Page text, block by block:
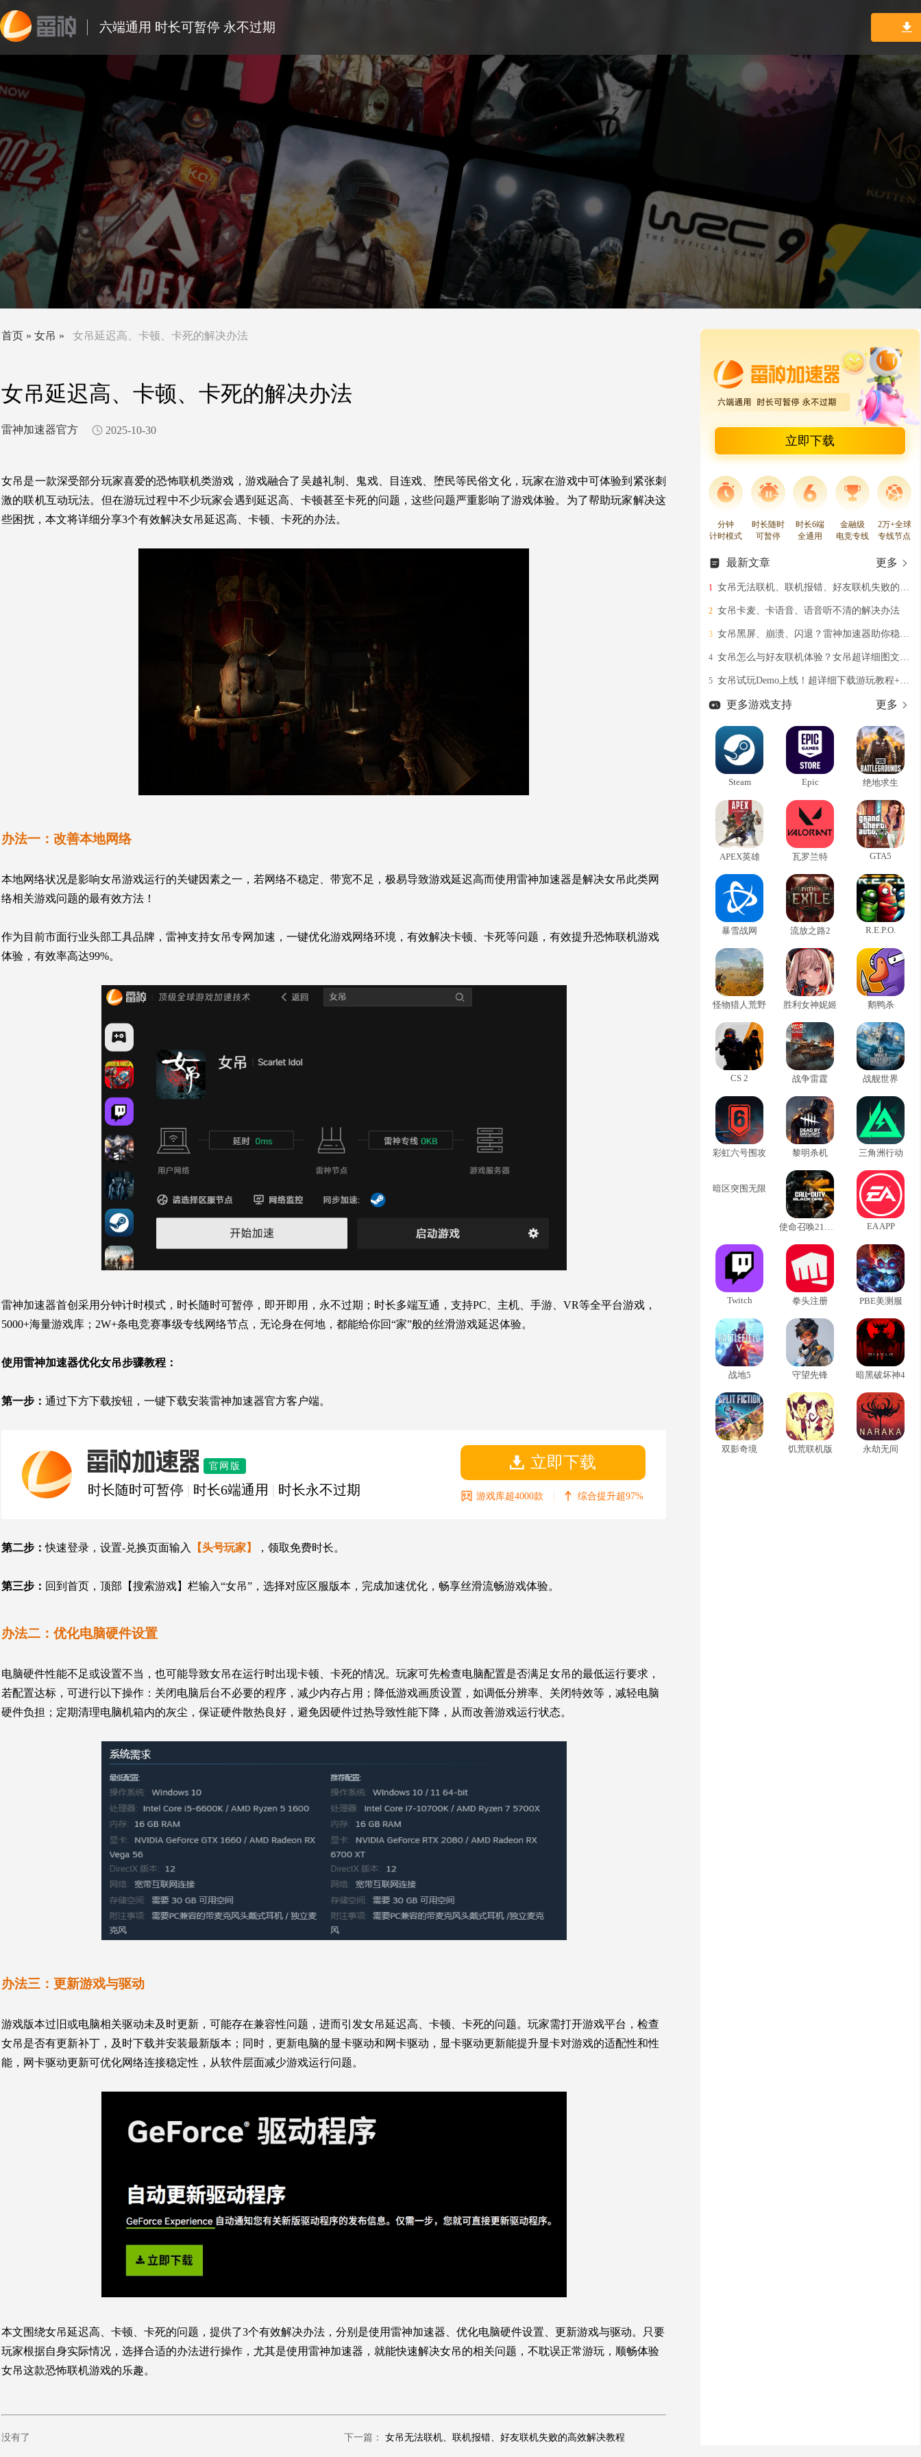
六端通用 时长可暂停 永不过期
首页 » 女吊 » 女吊延迟高、卡顿、卡死的解决办法
女吊延迟高、卡顿、卡死的解决办法
雷神加速器官方 2025-10-30
女吊是一款深受部分玩家喜爱的恐怖联机类游戏，游戏融合了吴越礼制、鬼戏、目连戏、堕民等民俗文化，玩家在游戏中可体验到紧张刺
激的联机互动玩法。但在游玩过程中不少玩家会遇到延迟高、卡顿甚至卡死的问题，这些问题严重影响了游戏体验。为了帮助玩家解决这
些困扰，本文将详细分享3个有效解决女吊延迟高、卡顿、卡死的办法。
办法一： 改善本地网络
本地网络状况是影响女吊游戏运行的关键因素之一，若网络不稳定、带宽不足，极易导致游戏延迟高而使用雷神加速器是解决女吊此类网
络相关游戏问题的最有效方法！
作为目前市面行业头部工具品牌，雷神支持女吊专网加速，一键优化游戏网络环境，有效解决卡顿、卡死等问题，有效提升恐怖联机游戏
体验，有效率高达99%。
雷神加速器首创采用分钟计时模式，时长随时可暂停，即开即用，永不过期；时长多端互通，支持PC、主机、手游、VR等全平台游戏，
5000+海量游戏库；2W+条电竞赛事级专线网络节点，无论身在何地，都能给你回“家”般的丝滑游戏延迟体验。
使用雷神加速器优化女吊步骤教程：
第一步： 通过下方下载按钮，一键下载安装雷神加速器官方客户端。
雷神加速器 官网版
时长随时可暂停 时长6端通用 时长永不过期
立即下载
游戏库超4000款 | 综合提升超97%
第二步：快速登录，设置-兑换页面输入 【头号玩家】 ，领取免费时长。
第三步： 回到首页，顶部【搜索游戏】栏输入“女吊”，选择对应区服版本，完成加速优化，畅享丝滑流畅游戏体验。
办法二： 优化电脑硬件设置
电脑硬件性能不足或设置不当，也可能导致女吊在运行时出现卡顿、卡死的情况。玩家可先检查电脑配置是否满足女吊的最低运行要求，
若配置达标，可进行以下操作：关闭电脑后台不必要的程序，减少内存占用；降低游戏画质设置，如调低分辨率、关闭特效等，减轻电脑
硬件负担；定期清理电脑机箱内的灰尘，保证硬件散热良好，避免因硬件过热导致性能下降，从而改善游戏运行状态。
办法三： 更新游戏与驱动
游戏版本过旧或电脑相关驱动未及时更新，可能存在兼容性问题，进而引发女吊延迟高、卡顿、卡死的问题。玩家需打开游戏平台，检查
女吊是否有更新补丁，及时下载并安装最新版本；同时，更新电脑的显卡驱动和网卡驱动，显卡驱动更新能提升显卡对游戏的适配性和性
能，网卡驱动更新可优化网络连接稳定性，从软件层面减少游戏运行问题。
本文围绕女吊延迟高、卡顿、卡死的问题，提供了3个有效解决办法，分别是使用雷神加速器、优化电脑硬件设置、更新游戏与驱动。只要
玩家根据自身实际情况，选择合适的办法进行操作，尤其是使用雷神加速器，就能快速解决女吊的相关问题，不耽误正常游玩，顺畅体验
女吊这款恐怖联机游戏的乐趣。
没有了 下一篇： 女吊无法联机、联机报错、好友联机失败的高效解决教程
立即下载
分钟
计时模式
时长随时
可暂停
时长6端
全通用
金融级
电竞专线
2万+全球
专线节点
最新文章 更多
1 女吊无法联机、联机报错、好友联机失败的高效解决教程
2 女吊卡麦、卡语音、语音听不清的解决办法
3 女吊黑屏、崩溃、闪退？雷神加速器助你稳定游玩女吊
4 女吊怎么与好友联机体验？女吊超详细图文联机步骤
5 女吊试玩Demo上线！超详细下载游玩教程+加速器推荐分享
更多游戏支持 更多
Steam Epic 绝地求生
APEX英雄 瓦罗兰特 GTA5
暴雪战网 流放之路2 R.E.P.O.
怪物猎人荒野 胜利女神妮姬 鹅鸭杀
CS 2 战争雷霆 战舰世界
彩虹六号围攻 黎明杀机 三角洲行动
暗区突围无限
使命召唤21黑色行动6 EA APP
Twitch 拳头注册 PBE美测服
战地5 守望先锋 暗黑破坏神4
双影奇境 饥荒联机版 永劫无间